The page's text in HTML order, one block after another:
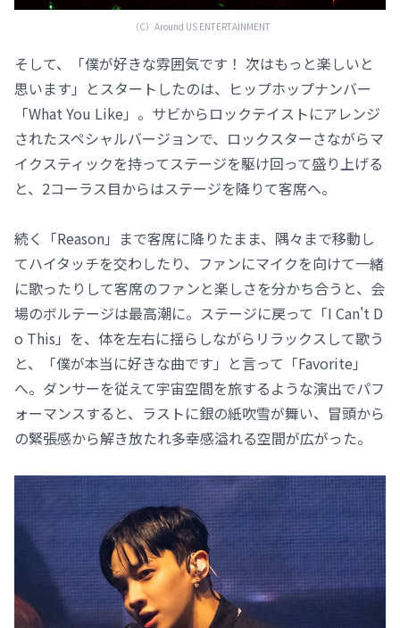
（C）️Around US ENTERTAINMENT
そして、「僕が好きな雰囲気です！ 次はもっと楽しいと
思います」とスタートしたのは、ヒップホップナンバー
「What You Like」。サビからロックテイストにアレンジ
されたスペシャルバージョンで、ロックスターさながらマ
イクスティックを持ってステージを駆け回って盛り上げる
と、2コーラス目からはステージを降りて客席へ。
続く「Reason」まで客席に降りたまま、隅々まで移動し
てハイタッチを交わしたり、ファンにマイクを向けて一緒
に歌ったりして客席のファンと楽しさを分かち合うと、会
場のボルテージは最高潮に。ステージに戻って「I Can't D
o This」を、体を左右に揺らしながらリラックスして歌う
と、「僕が本当に好きな曲です」と言って「Favorite」
へ。ダンサーを従えて宇宙空間を旅するような演出でパフ
ォーマンスすると、ラストに銀の紙吹雪が舞い、冒頭から
の緊張感から解き放たれ多幸感溢れる空間が広がった。